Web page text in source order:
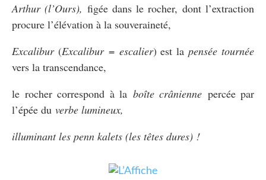
Arthur (l’Ours), figée dans le rocher, dont l’extraction
procure l’élévation à la souveraineté,
Excalibur(Excalibur= escalier) est lapensée tournée
vers la transcendance,
le rocher correspond à la boîte crânienne percée par
l’épée du verbe lumineux,
illuminant les penn kalets (les têtes dures) !